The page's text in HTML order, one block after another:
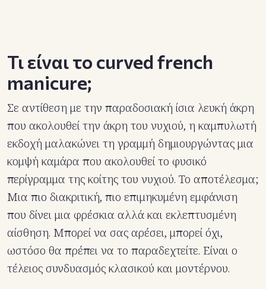
Τι είναι το curved french
manicure;
Σε αντίθεση με την παραδοσιακή ίσια λευκή άκρη
που ακολουθεί την άκρη του νυχιού, η καμπυλωτή
εκδοχή μαλακώνει τη γραμμή δημιουργώντας μια
κομψή καμάρα που ακολουθεί το φυσικό
περίγραμμα της κοίτης του νυχιού. Το αποτέλεσμα;
Μια πιο διακριτική, πιο επιμηκυμένη εμφάνιση
που δίνει μια φρέσκια αλλά και εκλεπτυσμένη
αίσθηση. Μπορεί να σας αρέσει, μπορεί όχι,
ωστόσο θα πρέπει να το παραδεχτείτε. Είναι ο
τέλειος συνδυασμός κλασικού και μοντέρνου.